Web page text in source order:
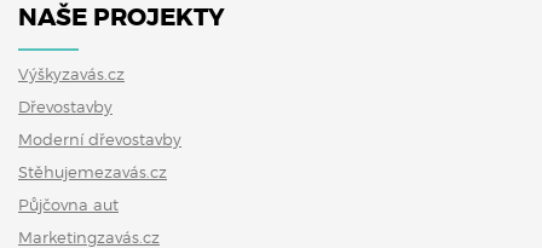
NAŠE PROJEKTY
Výškyzavás.cz
Dřevostavby
Moderní dřevostavby
Stěhujemezavás.cz
Půjčovna aut
Marketingzavás.cz